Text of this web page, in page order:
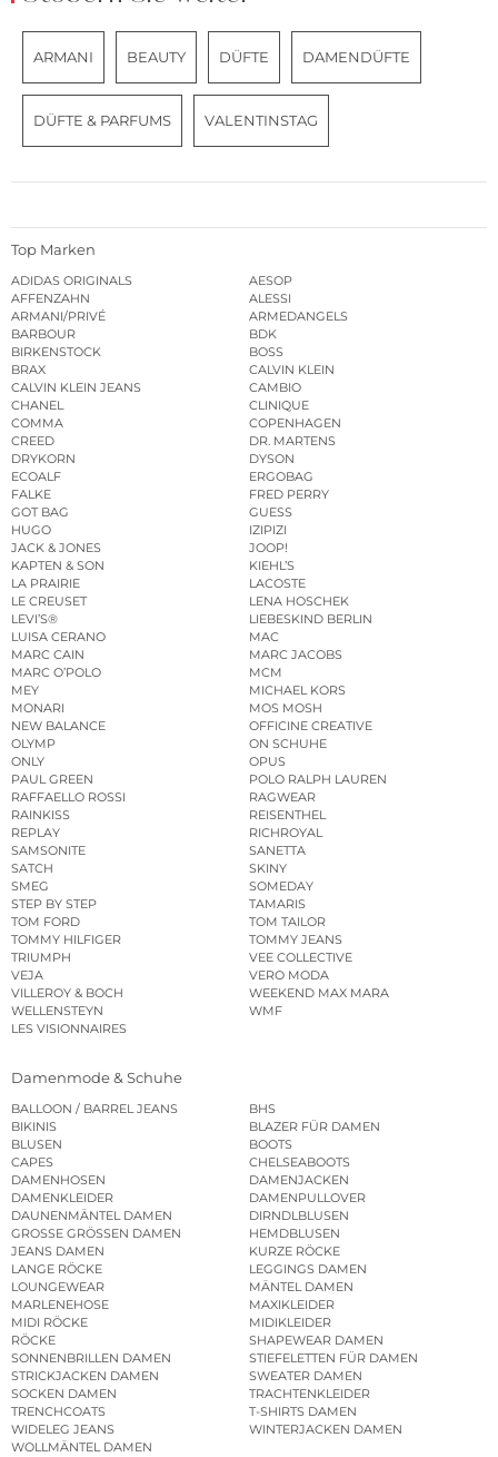
ARMANI BEAUTY DÜFTE DAMENDÜFTE
DÜFTE & PARFUMS VALENTINSTAG
Top Marken
ADIDAS ORIGINALS
AESOP
AFFENZAHN
ALESSI
ARMANI/PRIVÉ
ARMEDANGELS
BARBOUR
BDK
BIRKENSTOCK
BOSS
BRAX
CALVIN KLEIN
CALVIN KLEIN JEANS
CAMBIO
CHANEL
CLINIQUE
COMMA
COPENHAGEN
CREED
DR. MARTENS
DRYKORN
DYSON
ECOALF
ERGOBAG
FALKE
FRED PERRY
GOT BAG
GUESS
HUGO
IZIPIZI
JACK & JONES
JOOP!
KAPTEN & SON
KIEHL’S
LA PRAIRIE
LACOSTE
LE CREUSET
LENA HOSCHEK
LEVI’S®
LIEBESKIND BERLIN
LUISA CERANO
MAC
MARC CAIN
MARC JACOBS
MARC O’POLO
MCM
MEY
MICHAEL KORS
MONARI
MOS MOSH
NEW BALANCE
OFFICINE CREATIVE
OLYMP
ON SCHUHE
ONLY
OPUS
PAUL GREEN
POLO RALPH LAUREN
RAFFAELLO ROSSI
RAGWEAR
RAINKISS
REISENTHEL
REPLAY
RICHROYAL
SAMSONITE
SANETTA
SATCH
SKINY
SMEG
SOMEDAY
STEP BY STEP
TAMARIS
TOM FORD
TOM TAILOR
TOMMY HILFIGER
TOMMY JEANS
TRIUMPH
VEE COLLECTIVE
VEJA
VERO MODA
VILLEROY & BOCH
WEEKEND MAX MARA
WELLENSTEYN
WMF
LES VISIONNAIRES
Damenmode & Schuhe
BALLOON / BARREL JEANS
BHS
BIKINIS
BLAZER FÜR DAMEN
BLUSEN
BOOTS
CAPES
CHELSEABOOTS
DAMENHOSEN
DAMENJACKEN
DAMENKLEIDER
DAMENPULLOVER
DAUNENMÄNTEL DAMEN
DIRNDLBLUSEN
GROSSE GRÖSSEN DAMEN
HEMDBLUSEN
JEANS DAMEN
KURZE RÖCKE
LANGE RÖCKE
LEGGINGS DAMEN
LOUNGEWEAR
MÄNTEL DAMEN
MARLENEHOSE
MAXIKLEIDER
MIDI RÖCKE
MIDIKLEIDER
RÖCKE
SHAPEWEAR DAMEN
SONNENBRILLEN DAMEN
STIEFELETTEN FÜR DAMEN
STRICKJACKEN DAMEN
SWEATER DAMEN
SOCKEN DAMEN
TRACHTENKLEIDER
TRENCHCOATS
T-SHIRTS DAMEN
WIDELEG JEANS
WINTERJACKEN DAMEN
WOLLMÄNTEL DAMEN